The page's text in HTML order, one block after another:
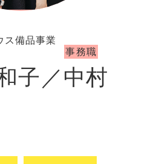
ス備品事業
事務職
子／中村